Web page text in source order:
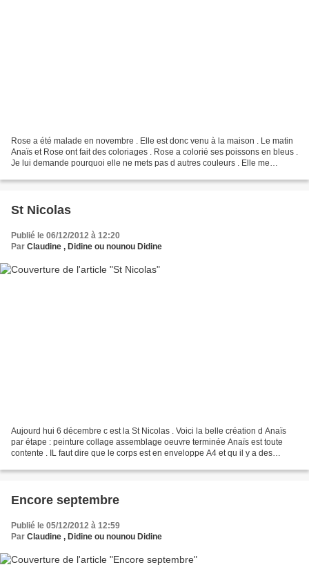
Rose a été malade en novembre . Elle est donc venu à la maison . Le matin
Anaïs et Rose ont fait des coloriages . Rose a colorié ses poissons en bleus .
Je lui demande pourquoi elle ne mets pas d autres couleurs . Elle me
St Nicolas
Publié le 06/12/2012 à 12:20
Par Claudine , Didine ou nounou Didine
Aujourd hui 6 décembre c est la St Nicolas . Voici la belle création d Anaïs
par étape : peinture collage assemblage oeuvre terminée Anaïs est toute
contente . IL faut dire que le corps est en enveloppe A4 et qu il y a des
Encore septembre
Publié le 05/12/2012 à 12:59
Par Claudine , Didine ou nounou Didine